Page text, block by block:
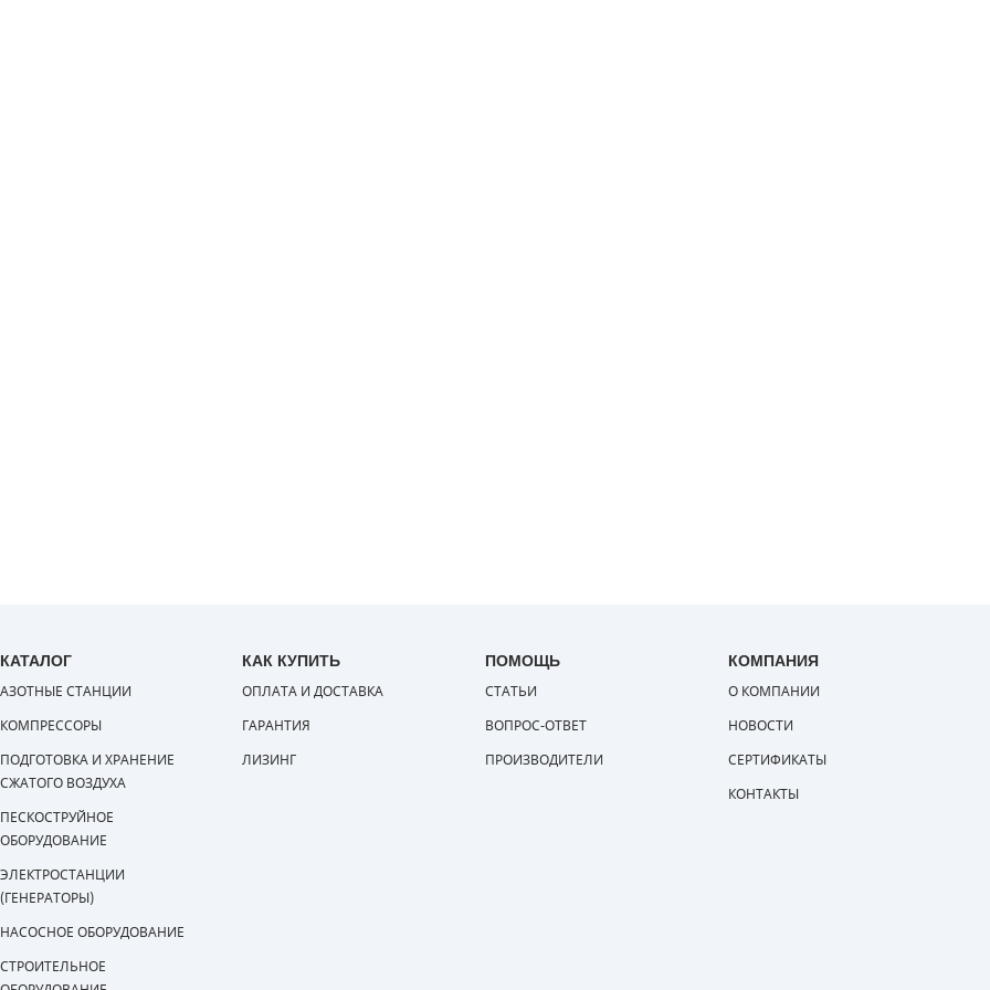
КАТАЛОГ
АЗОТНЫЕ СТАНЦИИ
КОМПРЕССОРЫ
ПОДГОТОВКА И ХРАНЕНИЕ
СЖАТОГО ВОЗДУХА
ПЕСКОСТРУЙНОЕ
ОБОРУДОВАНИЕ
ЭЛЕКТРОСТАНЦИИ
(ГЕНЕРАТОРЫ)
НАСОСНОЕ ОБОРУДОВАНИЕ
СТРОИТЕЛЬНОЕ
КАК КУПИТЬ
ОПЛАТА И ДОСТАВКА
ГАРАНТИЯ
ЛИЗИНГ
ПОМОЩЬ
СТАТЬИ
ВОПРОС-ОТВЕТ
ПРОИЗВОДИТЕЛИ
КОМПАНИЯ
О КОМПАНИИ
НОВОСТИ
СЕРТИФИКАТЫ
КОНТАКТЫ